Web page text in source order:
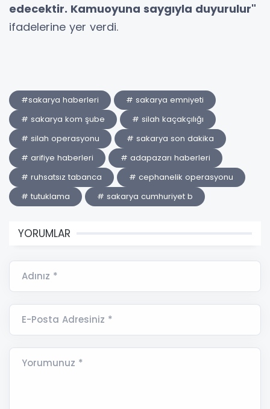
edecektir. Kamuoyuna saygıyla duyurulur"
ifadelerine yer verdi.
#sakarya haberleri
# sakarya emniyeti
# sakarya kom şube
# silah kaçakçılığı
# silah operasyonu
# sakarya son dakika
# arifiye haberleri
# adapazarı haberleri
# ruhsatsız tabanca
# cephanelik operasyonu
# tutuklama
# sakarya cumhuriyet b
YORUMLAR
Adınız *
E-Posta Adresiniz *
Yorumunuz *